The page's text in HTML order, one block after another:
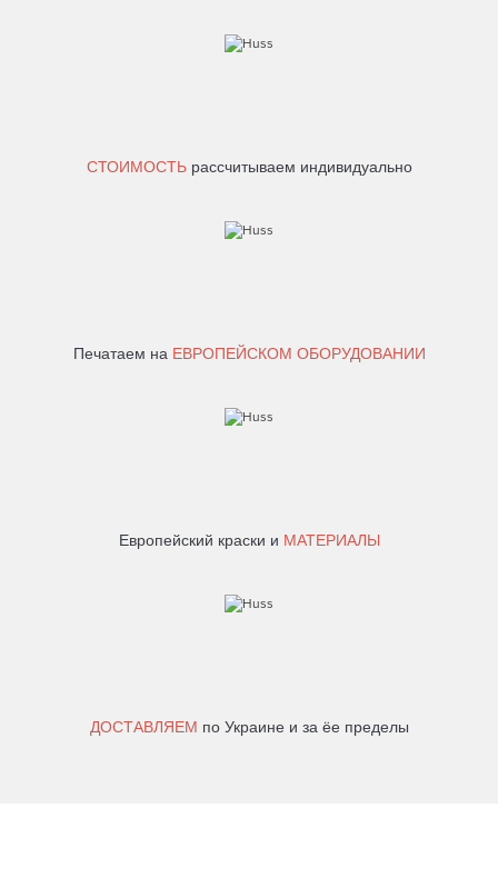
СТОИМОСТЬрассчитываем индивидуально
Печатаем на ЕВРОПЕЙСКОМ ОБОРУДОВАНИИ
Европейский краски и МАТЕРИАЛЫ
ДОСТАВЛЯЕМ по Украине и за ёе пределы